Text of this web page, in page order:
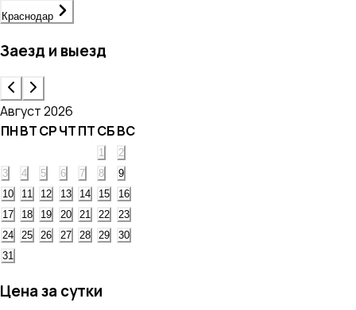
Краснодар
Заезд и выезд
Август 2026
ПНВТСРЧТПТСБВС
1
2
3
4 5 6 7 8
9
10
11 12 13 14 15
16
17
18 19 20 21 22
23
24
25 26 27 28 29
30
31
Цена за сутки